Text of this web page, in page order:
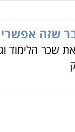
שזה אפשרי
שכר הלימוד